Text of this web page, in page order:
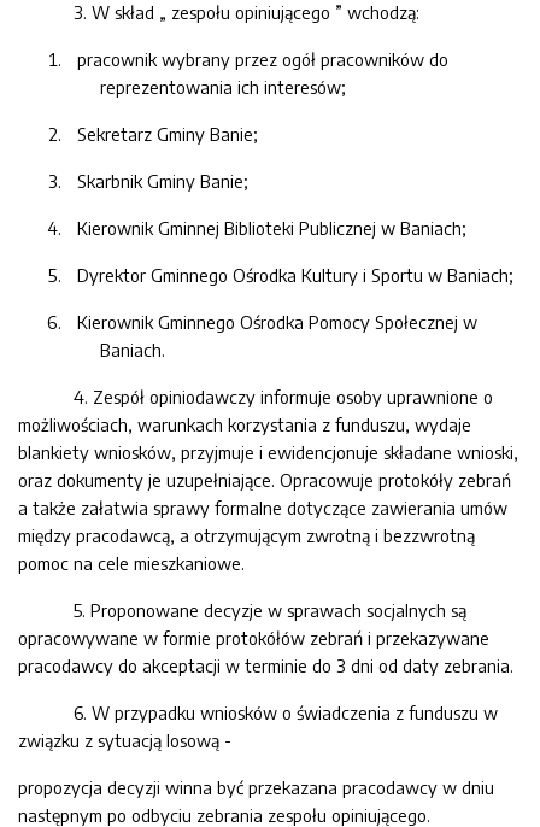
3. W skład „ zespołu opiniującego ” wchodzą:
pracownik wybrany przezogółpracowników do
reprezentowania ich interesów;
Sekretarz Gminy Banie;
Skarbnik Gminy Banie;
Kierownik Gminnej Biblioteki Publicznej w Baniach;
Dyrektor Gminnego Ośrodka Kultury i Sportu w Baniach;
Kierownik Gminnego Ośrodka Pomocy Społecznej w
Baniach.
4. Zespół opiniodawczy informuje osoby uprawnione o
możliwościach, warunkach korzystania z funduszu, wydaje
blankiety wniosków, przyjmuje i ewidencjonuje składane wnioski,
oraz dokumenty je uzupełniające. Opracowuje protokóły zebrań
a także załatwia sprawy formalne dotyczące zawierania umów
między pracodawcą, a otrzymującym zwrotną i bezzwrotną
pomoc na cele mieszkaniowe.
5. Proponowane decyzje w sprawach socjalnych są
opracowywane w formie protokółów zebrań i przekazywane
pracodawcy do akceptacji w terminie do 3 dni od daty zebrania.
6. W przypadku wniosków o świadczenia z funduszu w
związku z sytuacją losową -
propozycja decyzji winna być przekazana pracodawcy w dniu
następnym po odbyciu zebrania zespołu opiniującego.